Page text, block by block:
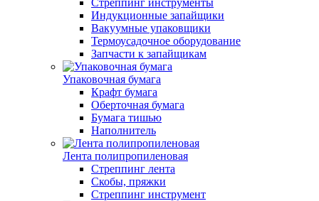
Стреппинг инструменты
Индукционные запайщики
Вакуумные упаковщики
Термоусадочное оборудование
Запчасти к запайщикам
Упаковочная бумага
Крафт бумага
Оберточная бумага
Бумага тишью
Наполнитель
Лента полипропиленовая
Стреппинг лента
Скобы, пряжки
Стреппинг инструмент